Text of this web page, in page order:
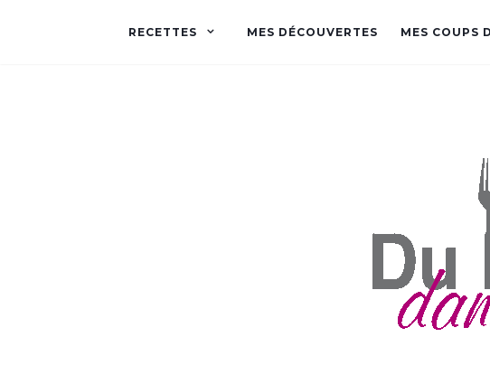
RECETTES MES DÉCOUVERTES MES COUPS